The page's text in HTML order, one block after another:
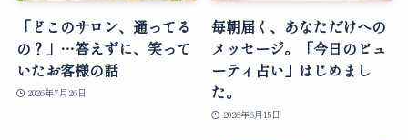
「どこのサロン、通ってる
の？」…答えずに、笑って
いたお客様の話
2026年7月26日
毎朝届く、あなただけへの
メッセージ。「今日のビュ
ーティ占い」はじめまし
た。
2026年6月15日